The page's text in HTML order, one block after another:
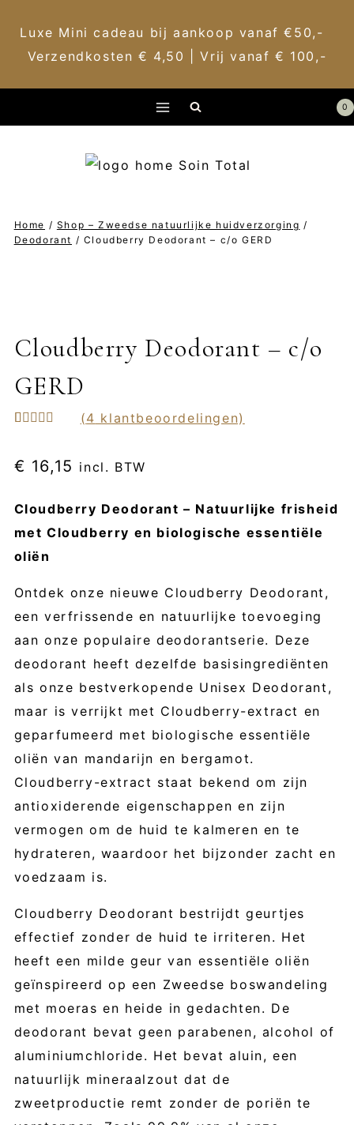
Luxe Mini cadeau bij aankoop vanaf €50,-
Verzendkosten € 4,50 | Vrij vanaf € 100,-
naar
0
Home / Shop – Zweedse natuurlijke huidverzorging /
Deodorant / Cloudberry Deodorant – c/o GERD
Cloudberry Deodorant – c/o
GERD
gebaseerd
op
klant
(4 klantbeoordelingen)
€ 16,15 incl. BTW
Cloudberry Deodorant – Natuurlijke frisheid
met Cloudberry en biologische essentiële
oliën
Ontdek onze nieuwe Cloudberry Deodorant,
een verfrissende en natuurlijke toevoeging
aan onze populaire deodorantserie. Deze
deodorant heeft dezelfde basisingrediënten
als onze bestverkopende Unisex Deodorant,
maar is verrijkt met Cloudberry-extract en
geparfumeerd met biologische essentiële
oliën van mandarijn en bergamot.
Cloudberry-extract staat bekend om zijn
antioxiderende eigenschappen en zijn
vermogen om de huid te kalmeren en te
hydrateren, waardoor het bijzonder zacht en
voedzaam is.
Cloudberry Deodorant bestrijdt geurtjes
effectief zonder de huid te irriteren. Het
heeft een milde geur van essentiële oliën
geïnspireerd op een Zweedse boswandeling
met moeras en heide in gedachten. De
deodorant bevat geen parabenen, alcohol of
aluminiumchloride. Het bevat aluin, een
natuurlijk mineraalzout dat de
zweetproductie remt zonder de poriën te